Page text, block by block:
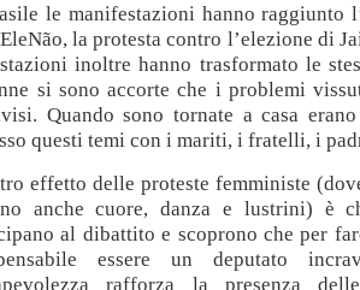
le manifestazioni hanno raggiunto
la protesta contro l’elezione di
inoltre hanno trasformato le
si sono accorte che i problemi
Quando sono tornate a casa
questi temi con i mariti, i fratelli, i
effetto delle proteste femministe
anche cuore, danza e lustrini) è
al dibattito e scoprono che per
essere un deputato
rafforza la presenza